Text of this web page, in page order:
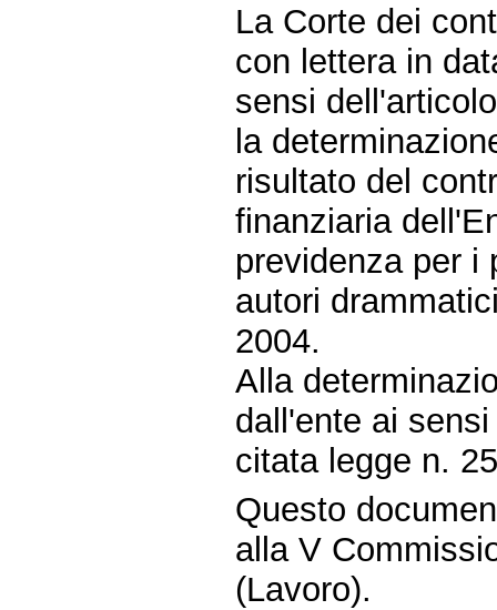
La Corte dei
con lettera in
sensi
la
risultato del
finanziaria
previdenza per i
autori
2004.
Alla
dall'ente ai
citata legge n.
Questo
alla V
(Lavoro).